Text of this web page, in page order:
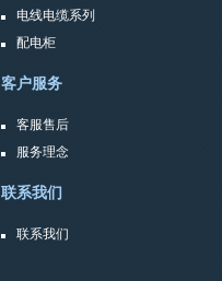
电线电缆系列
配电柜
客户服务
客服售后
服务理念
联系我们
联系我们